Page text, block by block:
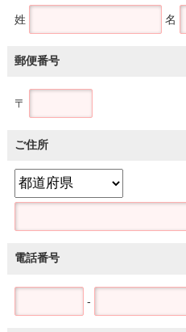
姓 名
郵便番号
〒
ご住所
電話番号
-